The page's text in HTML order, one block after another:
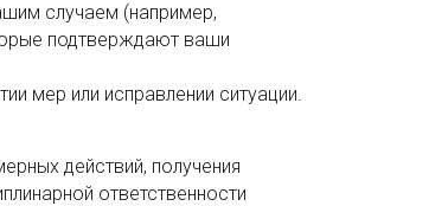
случаем (например,
подтверждают ваши
мер или исправлении ситуации.
действий, получения
ответственности